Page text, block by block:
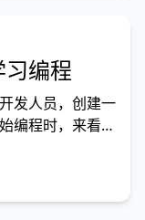
编程
发人员，创建一
编程时，来看看